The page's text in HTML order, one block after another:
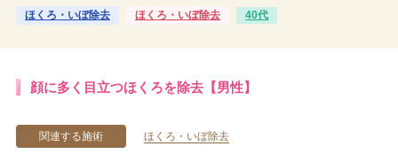
ほくろ・いぼ除去 ほくろ・いぼ除去 40代
顔に多く目立つほくろを除去【男性】
関連する施術 ほくろ・いぼ除去